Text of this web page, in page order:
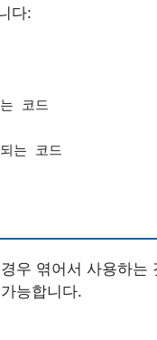
다:
코드
는 코드
우 엮어서 사용하
능합니다.